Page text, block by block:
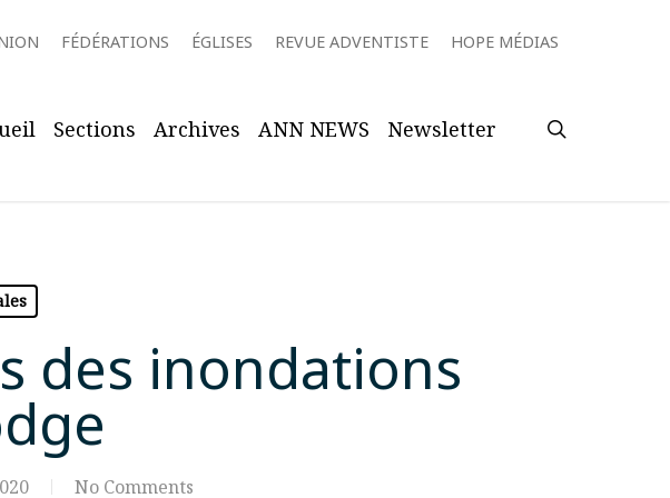
FÉDÉRATIONS ÉGLISES REVUE ADVENTISTE HOPE MÉDIAS
Sections Archives ANN NEWS Newsletter
des inondations
No Comments